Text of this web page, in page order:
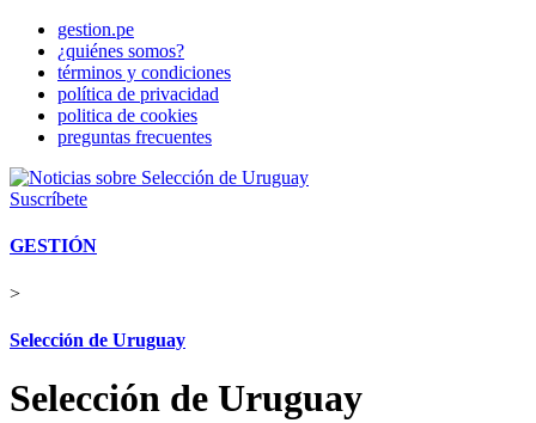
gestion.pe
¿quiénes somos?
términos y condiciones
política de privacidad
politica de cookies
preguntas frecuentes
Suscríbete
GESTIÓN
>
Selección de Uruguay
Selección de Uruguay